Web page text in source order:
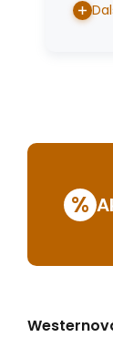
%